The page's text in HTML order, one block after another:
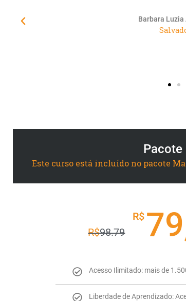
urgentemente de
Pacote
Este curso está incluído no pacote
R$98.79
R$
Acesso Ilimitado: mais de
Liberdade de Aprendizado: